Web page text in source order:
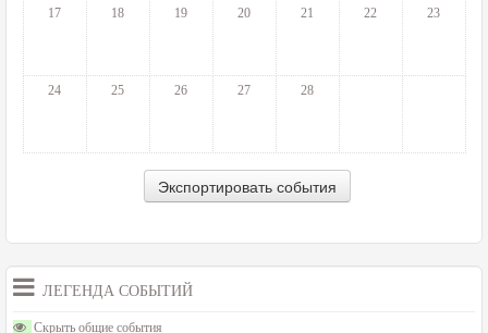
17 18 19 20 21 22 23
24 25 26 27 28
ЛЕГЕНДА СОБЫТИЙ
Скрыть общие события